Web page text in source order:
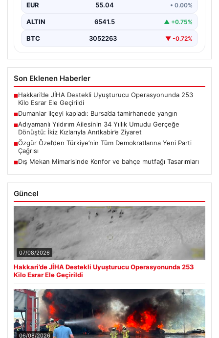
EUR 55.04 • 0.00%
ALTIN 6541.5 ▲ +0.75%
BTC 3052263 ▼ -0.72%
Son Eklenen Haberler
■Hakkari’de JİHA Destekli Uyuşturucu Operasyonunda 253
Kilo Esrar Ele Geçirildi
■Dumanlar ilçeyi kapladı: Bursa’da tamirhanede yangın
■Adıyamanlı Yıldırım Ailesinin 34 Yıllık Umudu Gerçeğe
Dönüştü: İkiz Kızlarıyla Anıtkabir’e Ziyaret
■Özgür Özel’den Türkiye’nin Tüm Demokratlarına Yeni Parti
Çağrısı
■Dış Mekan Mimarisinde Konfor ve bahçe mutfağı Tasarımları
Güncel
07/08/2026
Hakkari’de JİHA Destekli Uyuşturucu Operasyonunda 253
Kilo Esrar Ele Geçirildi
06/08/2026